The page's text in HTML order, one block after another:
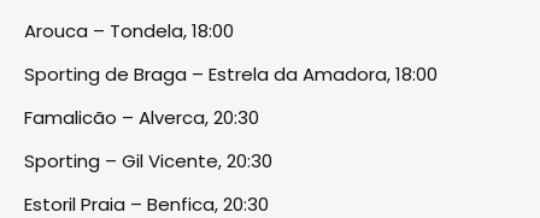
Arouca – Tondela, 18:00
Sporting de Braga – Estrela da Amadora, 18:00
Famalicão – Alverca, 20:30
Sporting – Gil Vicente, 20:30
Estoril Praia – Benfica, 20:30